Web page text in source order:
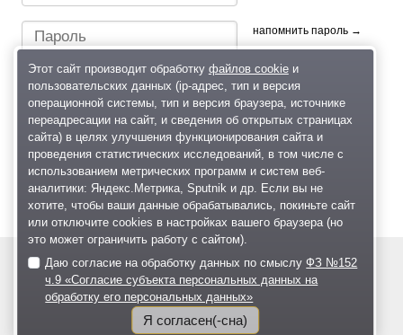
напомнить пароль →
Быстрый вход/регистрация, используя профиль в:
© 2004—2026
Размещение рекламы О проекте
Этот сайт производит обработку файлов cookieи
пользовательских данных (ip-адрес, тип и версия
операционной системы, тип и версия браузера, источнике
переадресации на сайт, и сведения об открытых страницах
сайта) в целях улучшения функционирования сайта и
проведения статистических исследований, в том числе с
использованием метрических программ и систем веб-
аналитики: Яндекс.Метрика, Sputnik и др. Если вы не
хотите, чтобы ваши данные обрабатывались, покиньте сайт
или отключите cookies в настройках вашего браузера (но
это может ограничить работу с сайтом).
Даю согласие на обработку данных по смыслуФЗ №152
ч.9 «Согласие субъекта персональных данных на
обработку его персональных данных»
Я согласен(-сна)